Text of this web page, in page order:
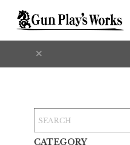
CATEGORY